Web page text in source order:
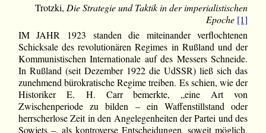
Trotzki,Die Strategie und Taktik in der imperialistischen
Epoche [1]
IM JAHR 1923 standen die miteinander verflochtenen
Schicksale des revolutionären Regimes in Rußland und der
Kommunistischen Internationale auf des Messers Schneide.
In Rußland (seit Dezember 1922 die UdSSR) ließ sich das
zunehmend bürokratische Regime treiben. Es schien, wie der
Historiker E. H. Carr bemerkte, „eine Art von
Zwischenperiode zu bilden – ein Waffenstillstand oder
herrscherlose Zeit in den Angelegenheiten der Partei und des
Sowjets –, als kontroverse Entscheidungen, soweit möglich,